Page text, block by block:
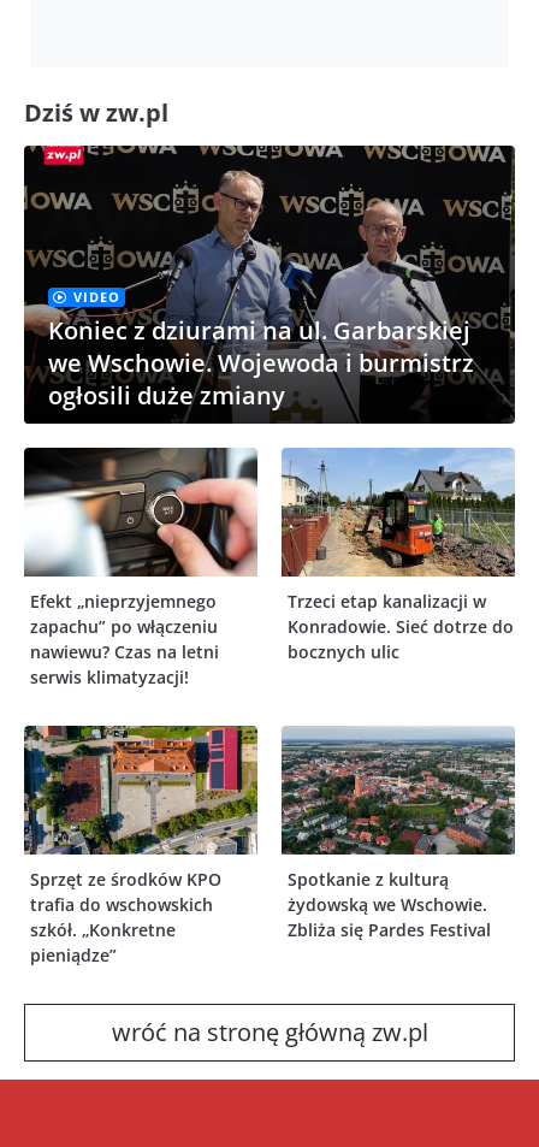
Dziś w zw.pl
VIDEO
Koniec z dziurami na ul. Garbarskiej
we Wschowie. Wojewoda i burmistrz
ogłosili duże zmiany
Efekt „nieprzyjemnego
zapachu” po włączeniu
nawiewu? Czas na letni
serwis klimatyzacji!
Trzeci etap kanalizacji w
Konradowie. Sieć dotrze do
bocznych ulic
Sprzęt ze środków KPO
trafia do wschowskich
szkół. „Konkretne
pieniądze”
Spotkanie z kulturą
żydowską we Wschowie.
Zbliża się Pardes Festival
wróć na stronę główną zw.pl